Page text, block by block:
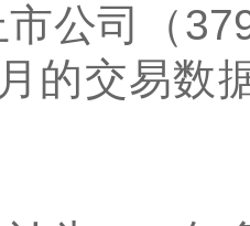
公司（
的交易数